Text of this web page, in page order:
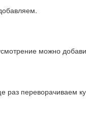
можно
раз переворачиваем